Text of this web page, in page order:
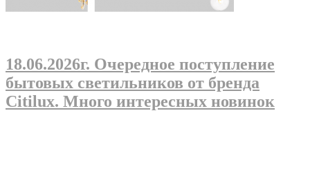
18.06.2026г. Очередное поступление
бытовых светильников от бренда
Citilux. Много интересных новинок